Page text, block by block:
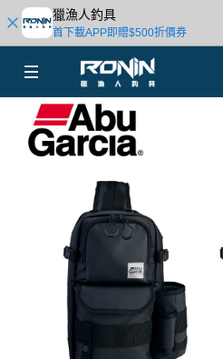
獵漁人釣具
首下載APP即贈$500折價券